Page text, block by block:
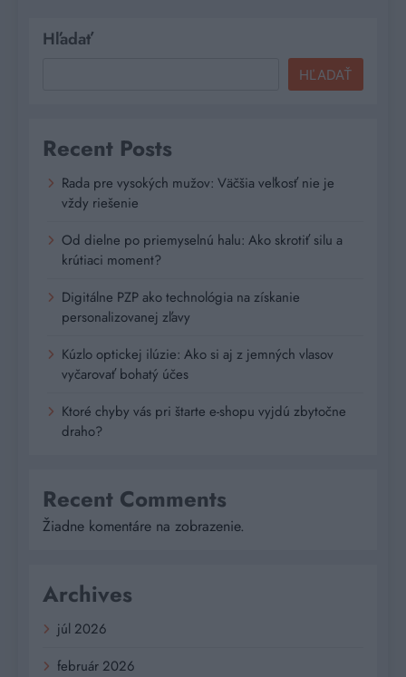
Hľadať
HĽADAŤ
Recent Posts
Rada pre vysokých mužov: Väčšia veľkosť nie je
vždy riešenie
Od dielne po priemyselnú halu: Ako skrotiť silu a
krútiaci moment?
Digitálne PZP ako technológia na získanie
personalizovanej zľavy
Kúzlo optickej ilúzie: Ako si aj z jemných vlasov
vyčarovať bohatý účes
Ktoré chyby vás pri štarte e-shopu vyjdú zbytočne
draho?
Recent Comments
Žiadne komentáre na zobrazenie.
Archives
júl 2026
február 2026